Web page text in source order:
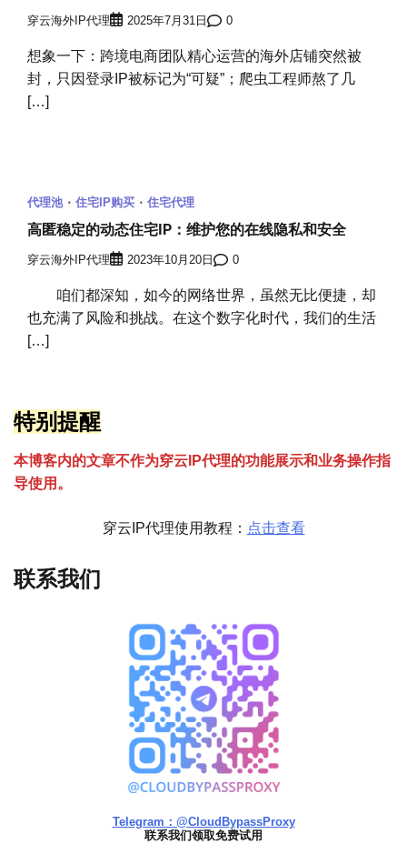
穿云海外IP代理 2025年7月31日 0
想象一下：跨境电商团队精心运营的海外店铺突然被
封，只因登录IP被标记为“可疑”；爬虫工程师熬了几
[…]
代理池 住宅IP购买 住宅代理
高匿稳定的动态住宅IP：维护您的在线隐私和安全
穿云海外IP代理 2023年10月20日 0
咱们都深知，如今的网络世界，虽然无比便捷，却
也充满了风险和挑战。在这个数字化时代，我们的生活
[…]
特别提醒
本博客内的文章不作为穿云 P代理的功能展示和业务操作指
导使用。
穿云IP代理使用教程： 点击查看
联系我们
Telegram：@CloudBypassProxy
联系我们领取免费试用